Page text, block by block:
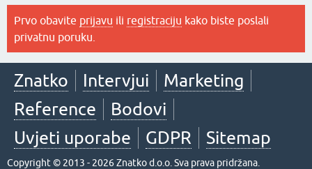
Prvo obavite prijavu ili registraciju kako biste poslali
privatnu poruku.
Znatko Intervjui
Marketing
Reference
Bodovi
Uvjeti uporabe
GDPR Sitemap
Copyright © 2013 - 2026 Znatko d.o.o. Sva prava pridržana.